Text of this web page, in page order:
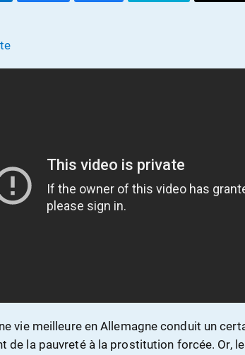
vie meilleure en Allemagne conduit un
de la pauvreté à la prostitution forcée. Or,